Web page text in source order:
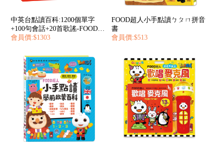
中英台點讀百科:1200個單字
+100句會話+20首歌謠-FOOD超
人
會員價:$1303
FOOD超人小手點讀ㄅㄆㄇ拼音
書
會員價:$513